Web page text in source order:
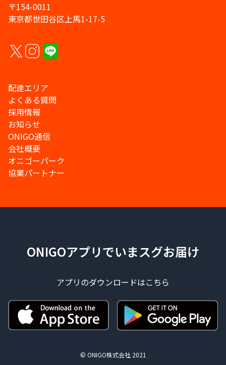
〒154-0011
東京都世田谷区上馬1-17-5
配達エリア
よくある質問
採用情報
お知らせ
ONIGO通信
会社概要
オニゴーパーク
協業パートナー
ONIGOアプリでいまスグお届け
アプリのダウンロードはこちら
© ONIGO株式会社 2021